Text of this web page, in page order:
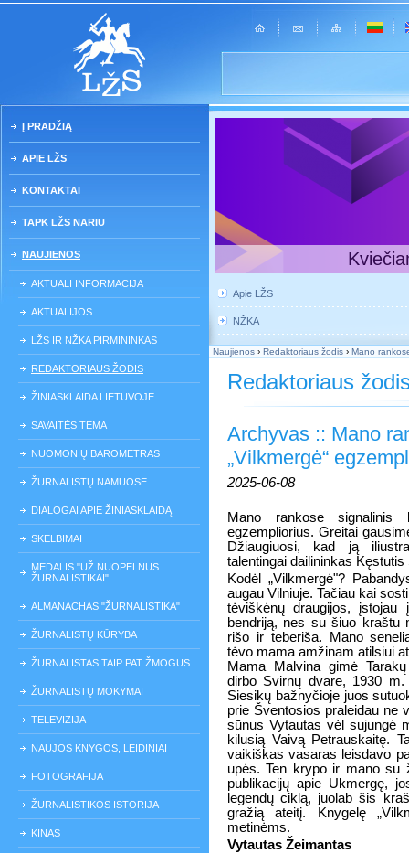
Į PRADŽIĄ
APIE LŽS
KONTAKTAI
TAPK LŽS NARIU
NAUJIENOS
AKTUALI INFORMACIJA
AKTUALIJOS
LŽS IR NŽKA PIRMININKAS
REDAKTORIAUS ŽODIS
ŽINIASKLAIDA LIETUVOJE
SAVAITĖS TEMA
NUOMONIŲ BAROMETRAS
ŽURNALISTŲ NAMUOSE
DIALOGAI APIE ŽINIASKLAIDĄ
SKELBIMAI
MEDALIS "UŽ NUOPELNUS
ŽURNALISTIKAI"
ALMANACHAS "ŽURNALISTIKA"
ŽURNALISTŲ KŪRYBA
ŽURNALISTAS TAIP PAT ŽMOGUS
ŽURNALISTŲ MOKYMAI
TELEVIZIJA
NAUJOS KNYGOS, LEIDINIAI
FOTOGRAFIJA
ŽURNALISTIKOS ISTORIJA
KINAS
Apie LŽS
NŽKA
Naujienos › Redaktoriaus žodis › Mano
Redaktoriaus
Archyvas :: Mano
„Vilkmergė“
2025-06-08
Mano rankose signalinis
egzempliorius. Greitai
Džiaugiuosi, kad ją
talentingai dailininkas Kęstutis
Kodėl „Vilkmergė"?
augau Vilniuje. Tačiau kai
tėviškėnų draugijos, įstojau
bendriją, nes su šiuo kraštu
rišo ir teberiša. Mano
tėvo mama amžinam atilsiui
Mama Malvina gimė
dirbo Svirnų dvare, 1930
Siesikų bažnyčioje juos
prie Šventosios praleidau ne
sūnus Vytautas vėl sujungė
kilusią Vaivą Petrauskaitę.
vaikiškas vasaras leisdavo
upės. Ten krypo ir mano su
publikacijų apie Ukmergę,
legendų ciklą, juolab šis
gražią ateitį. Knygelę
metinėms.
Vytautas Žeimantas